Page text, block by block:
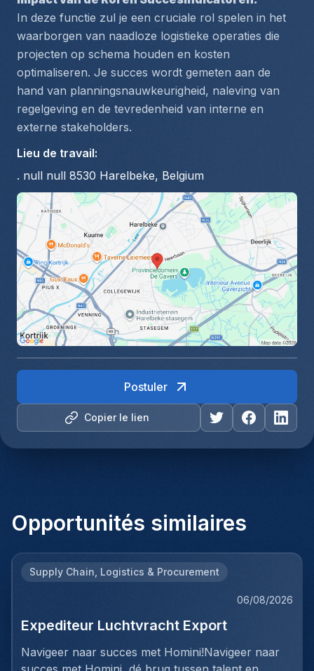
In deze functie zul je een cruciale rol spelen in het
waarborgen van naadloze logistieke operaties die
projecten op schema houden en kosten
optimaliseren. Je succes wordt gemeten aan de
hand van planningsnauwkeurigheid, naleving van
regelgeving en de tevredenheid van interne en
externe stakeholders.
Lieu de travail:
. null null 8530 Harelbeke, Belgium
Copier le lien
Postuler
Opportunités similaires
Supply Chain, Logistics & Procurement
06/08/2026
Expediteur Luchtvracht Export
Navigeer naar succes met Homini!Navigeer naar